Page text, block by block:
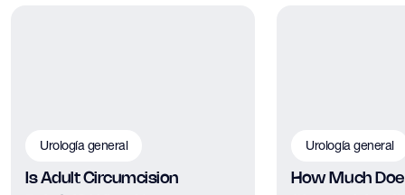
Urología general
Is Adult Circumcision
Urología general
How Much